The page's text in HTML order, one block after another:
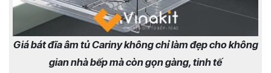
Giá bát đĩa âm tủ Cariny không chỉ làm đẹp cho không
gian nhà bếp mà còn gọn gàng, tinh tế